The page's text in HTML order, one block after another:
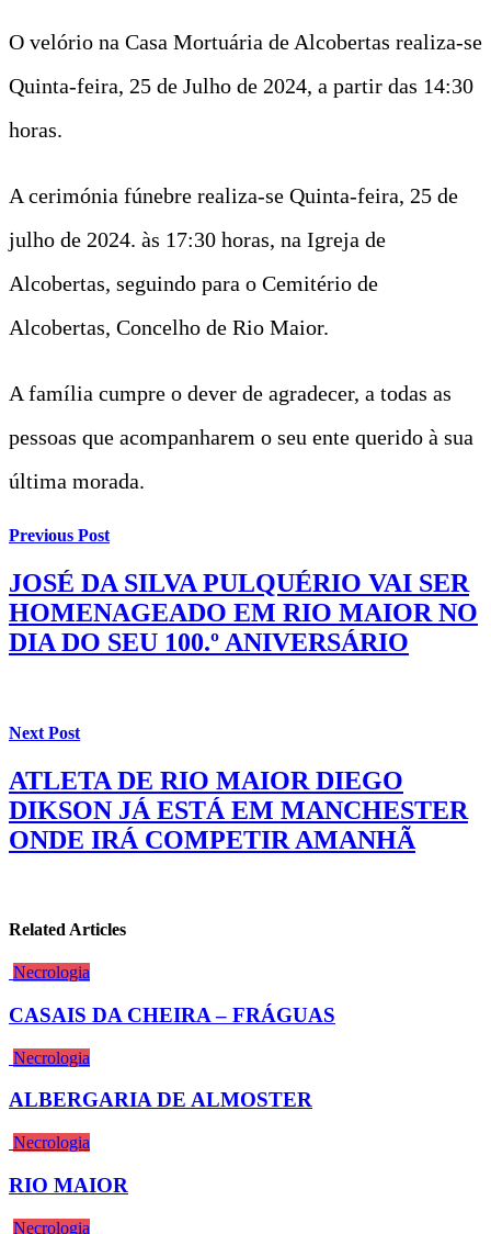
O velório na Casa Mortuária de Alcobertas realiza-se
Quinta-feira, 25 de Julho de 2024, a partir das 14:30
horas.
A cerimónia fúnebre realiza-se Quinta-feira, 25 de
julho de 2024. às 17:30 horas, na Igreja de
Alcobertas, seguindo para o Cemitério de
Alcobertas, Concelho de Rio Maior.
A família cumpre o dever de agradecer, a todas as
pessoas que acompanharem o seu ente querido à sua
última morada.
Previous Post
JOSÉ DA SILVA PULQUÉRIO VAI SER
HOMENAGEADO EM RIO MAIOR NO
DIA DO SEU 100.º ANIVERSÁRIO
Next Post
ATLETA DE RIO MAIOR DIEGO
DIKSON JÁ ESTÁ EM MANCHESTER
ONDE IRÁ COMPETIR AMANHÃ
Related Articles
Necrologia
CASAIS DA CHEIRA – FRÁGUAS
Necrologia
ALBERGARIA DE ALMOSTER
Necrologia
RIO MAIOR
Necrologia